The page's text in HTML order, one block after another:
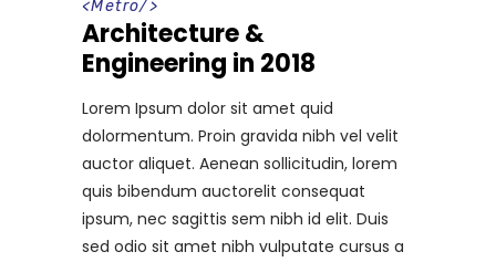
<Metro/>
Architecture &
Engineering in 2018
Lorem Ipsum dolor sit amet quid
dolormentum. Proin gravida nibh vel velit
auctor aliquet. Aenean sollicitudin, lorem
quis bibendum auctorelit consequat
ipsum, nec sagittis sem nibh id elit. Duis
sed odio sit amet nibh vulputate cursus a